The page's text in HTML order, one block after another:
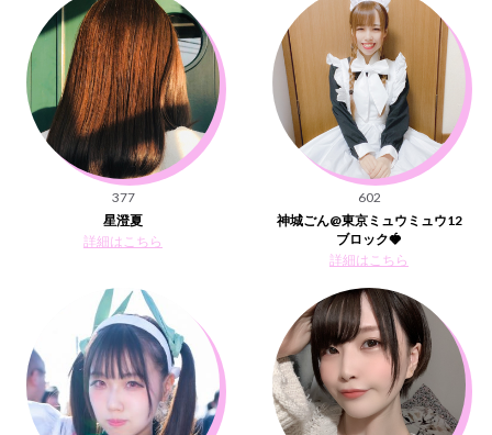
377
星澄夏
詳細はこちら
602
神城ごん@東京ミュウミュウ12
ブロック🍓
詳細はこちら